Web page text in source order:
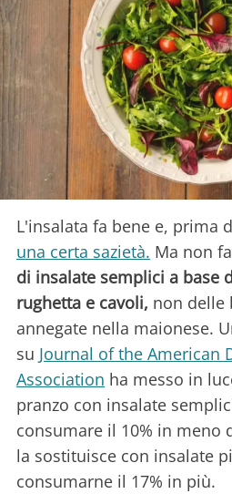
L'insalata fa bene e, prima
una certa sazietà. Ma non
di insalate semplici a base
rughetta e cavoli, non delle
annegate nella maionese.
su Journal of the American
Association ha messo in
pranzo con insalate
consumare il 10% in meno
la sostituisce con insalate
consumarne il 17% in più.